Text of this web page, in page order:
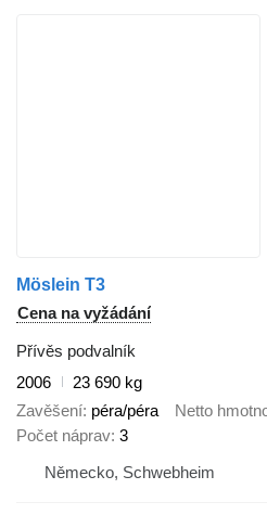
Möslein T3
Cena na vyžádání
Přívěs podvalník
2006
23 690 kg
Zavěšení péra/péra Netto
Počet náprav 3
Německo, Schwebheim